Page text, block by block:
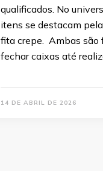
qualificados. No
itens se destacam
fita crepe. Ambas são
fechar caixas até
14 DE ABRIL DE 2026